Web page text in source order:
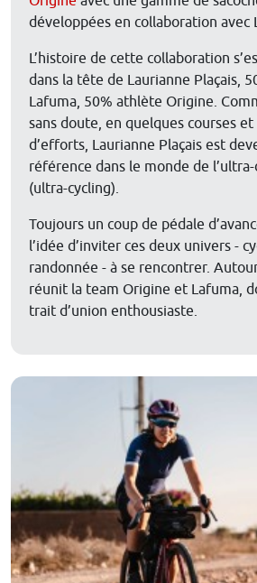
développées en collaboration avec
L’histoire de cette collaboration
dans la tête de Laurianne Plaçais,
Lafuma, 50% athlète Origine.
sans doute, en quelques courses
d’efforts, Laurianne Plaçais est
référence dans le monde de
(ultra-cycling).
Toujours un coup de pédale
l’idée d’inviter ces deux univers -
randonnée - à se rencontrer.
réunit la team Origine et Lafuma,
trait d’union enthousiaste.